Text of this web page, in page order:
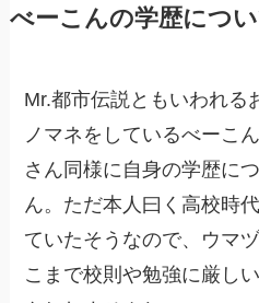
べーこんの学歴につ
Mr.都市伝説ともいわれる
ノマネをしているべーこ
さん同様に自身の学歴に
ん。ただ本人曰く高校時
ていたそうなので、ウマ
こまで校則や勉強に厳し